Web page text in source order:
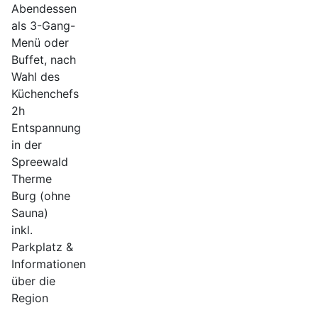
Abendessen
als 3-Gang-
Menü oder
Buffet, nach
Wahl des
Küchenchefs
2h
Entspannung
in der
Spreewald
Therme
Burg (ohne
Sauna)
inkl.
Parkplatz &
Informationen
über die
Region